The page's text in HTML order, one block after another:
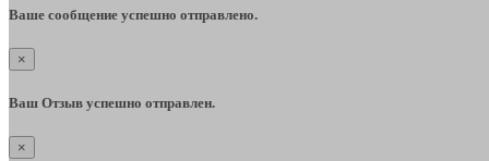
Ваше сообщение успешно отправлено.
×
Ваш Отзыв успешно отправлен.
×